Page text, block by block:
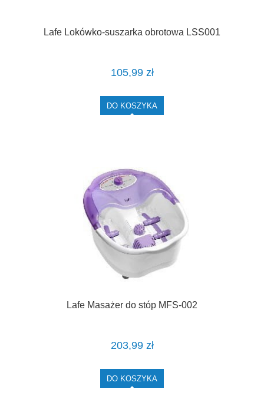
Lafe Lokówko-suszarka obrotowa LSS001
105,99 zł
DO KOSZYKA
Lafe Masażer do stóp MFS-002
203,99 zł
DO KOSZYKA